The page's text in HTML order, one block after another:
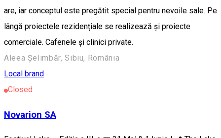
are, iar conceptul este pregătit special pentru nevoile sale. Pe
lângă proiectele rezidențiale se realizează și proiecte
comerciale. Cafenele și clinici private.
Aleea Șelimbăr, Sibiu, România
Local brand
Closed
Novarion SA